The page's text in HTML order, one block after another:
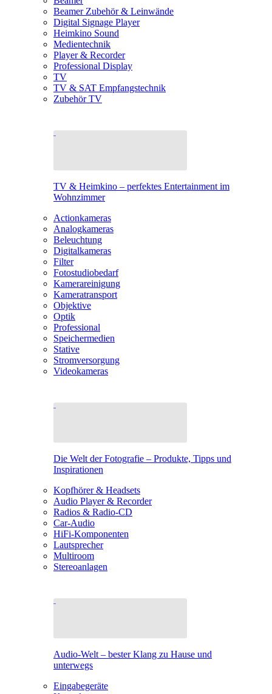
Beamer Zubehör & Leinwände
Digital Signage Player
Heimkino Sound
Medientechnik
Player & Recorder
Professional Display
TV
TV & SAT Empfangstechnik
Zubehör TV
TV & Heimkino – perfektes Entertainment im
Wohnzimmer
Actionkameras
Analogkameras
Beleuchtung
Digitalkameras
Filter
Fotostudiobedarf
Kamerareinigung
Kameratransport
Objektive
Optik
Professional
Speichermedien
Stative
Stromversorgung
Videokameras
Die Welt der Fotografie – Produkte, Tipps und
Inspirationen
Kopfhörer & Headsets
Audio Player & Recorder
Radios & Radio-CD
Car-Audio
HiFi-Komponenten
Lautsprecher
Multiroom
Stereoanlagen
Audio-Welt – bester Klang zu Hause und
unterwegs
Eingabegeräte